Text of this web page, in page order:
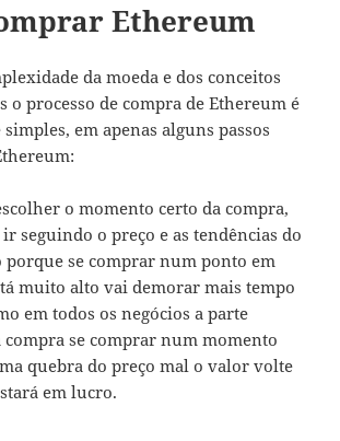
Ethereum
da moeda e dos conceitos
o processo de compra de Ethereum é
em apenas alguns passos
o momento certo da compra,
seguindo o preço e as tendências do
se comprar num ponto em
muito alto vai demorar mais tempo
em todos os negócios a parte
se comprar num momento
quebra do preço mal o valor volte
em lucro.